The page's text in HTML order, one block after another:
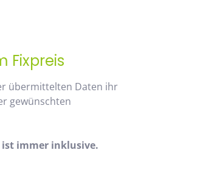
Fixpreis
übermittelten Daten ihr
gewünschten
immer inklusive.